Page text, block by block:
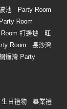
池
Party Room
Room
打邊爐
旺
Room
長沙灣
鑼灣 Party
生日禮物
畢業禮